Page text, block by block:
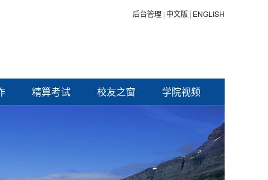
后台管理 中文版 ENGLISH
精算考试 校友之窗 学院视频